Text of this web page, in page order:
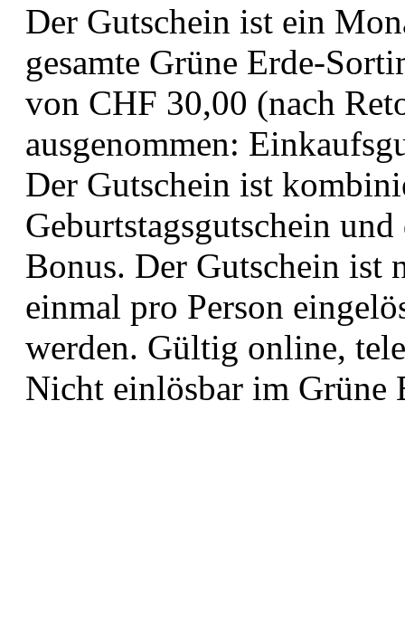
Der Gutschein ist ein
gesamte Grüne Erde-
von CHF 30,00 (nach
ausgenommen:
Der Gutschein ist
Geburtstagsgutschein
Bonus. Der Gutschein ist
einmal pro Person
werden. Gültig online,
Nicht einlösbar im Grüne